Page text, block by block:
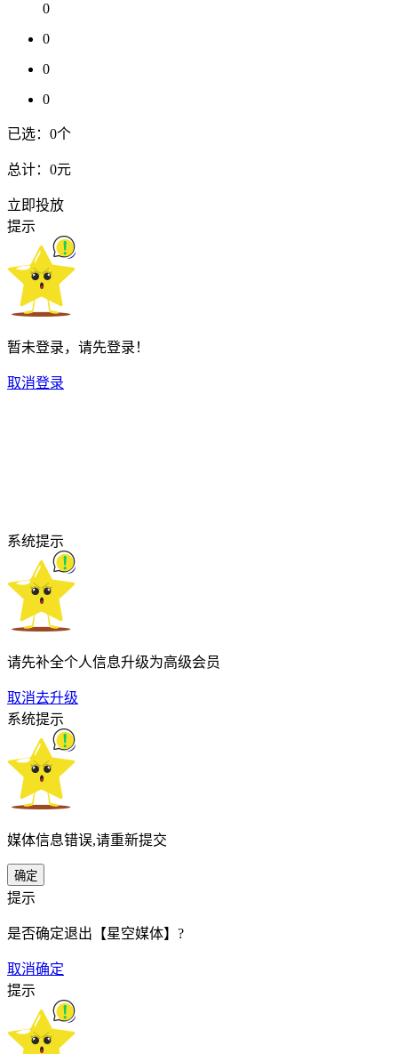
0
0
0
0
已选： 0个
总计： 0元
立即投放
提示
暂未登录，请先登录！
取消登录
系统提示
请先补全个人信息升级为高级会员
取消去升级
系统提示
媒体信息错误,请重新提交
确定
提示
是否确定退出【星空媒体】?
取消确定
提示